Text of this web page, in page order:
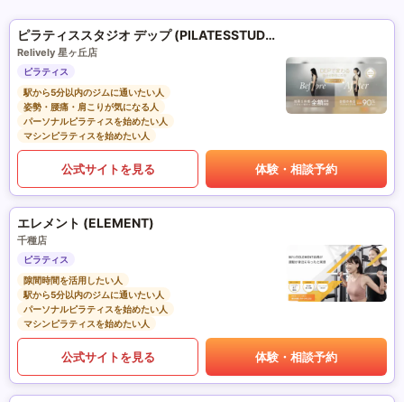
ピラティススタジオ デップ (PILATESSTUDIO DEP)
Relively 星ヶ丘店
ピラティス
駅から5分以内のジムに通いたい人
姿勢・腰痛・肩こりが気になる人
パーソナルピラティスを始めたい人
マシンピラティスを始めたい人
公式サイトを見る 体験・相談予約
エレメント (ELEMENT)
千種店
ピラティス
隙間時間を活用したい人
駅から5分以内のジムに通いたい人
パーソナルピラティスを始めたい人
マシンピラティスを始めたい人
公式サイトを見る 体験・相談予約